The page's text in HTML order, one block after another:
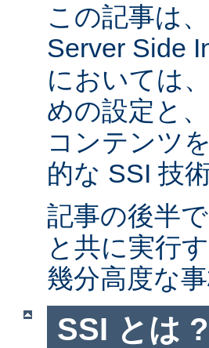
この記事は
Server Side
においては
めの設定と
コンテンツ
的な SSI 技
記事の後半
と共に実行
幾分高度な
SSI とは ?